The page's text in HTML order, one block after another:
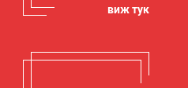
виж тук